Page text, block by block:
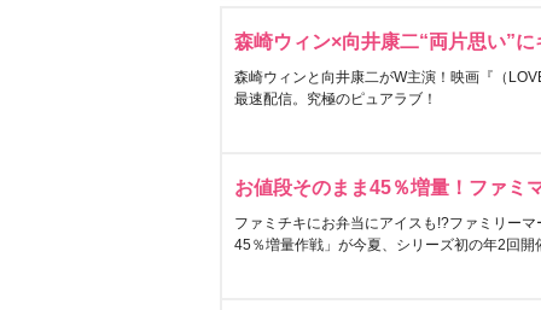
森崎ウィン×向井康二“両片思い”
森崎ウィンと向井康二がW主演！映画『（
最速配信。究極のピュアラブ！
お値段そのまま45％増量！ファミ
ファミチキにお弁当にアイスも!?ファミリー
45％増量作戦」が今夏、シリーズ初の年2回開